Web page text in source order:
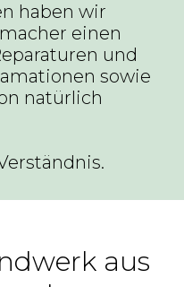
haben wir
einen
und
sowie
natürlich
aus